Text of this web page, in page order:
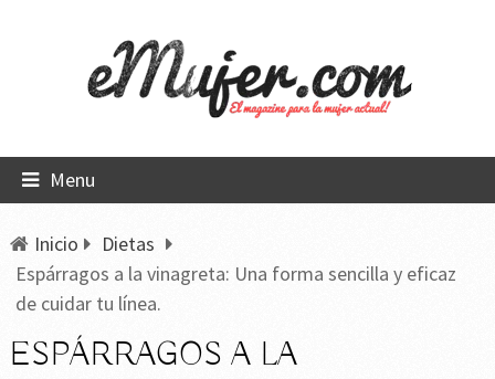
Menu
Inicio
Dietas
Espárragos a la vinagreta: Una forma sencilla y eficaz
de cuidar tu línea.
ESPÁRRAGOS A LA